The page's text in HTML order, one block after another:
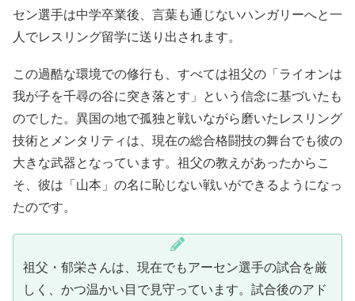
セン選手は中学卒業後、言葉も通じないハンガリーへと一
人でレスリング留学に送り出されます。
この過酷な環境での修行も、すべては祖父の「ライオンは
我が子を千尋の谷に突き落とす」という信念に基づいたも
のでした。異国の地で孤独と戦いながら磨いたレスリング
技術とメンタリティは、現在の総合格闘技の舞台でも彼の
大きな武器となっています。祖父の教えがあったからこ
そ、彼は「山本」の名に恥じない戦いができるようになっ
たのです。
祖父・郁栄さんは、現在でもアーセン選手の試合を厳
しく、かつ温かい目で見守っています。試合後のアド